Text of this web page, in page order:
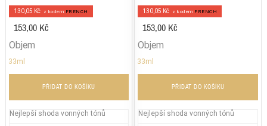
130,05 Kč z kodem FRENCH
153,00 Kč
Objem
33ml
PŘIDAT DO KOŠÍKU
Nejlepší shoda vonných tónů
130,05 Kč z kodem FRENCH
153,00 Kč
Objem
33ml
PŘIDAT DO KOŠÍKU
Nejlepší shoda vonných tónů